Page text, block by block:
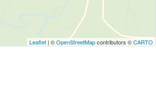
Leaflet | ©OpenStreetMapcontributors ©CARTO